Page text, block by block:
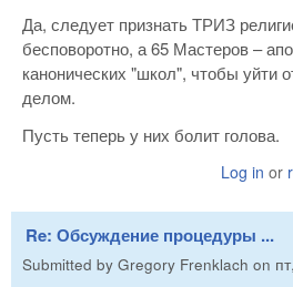
Да, следует признать ТРИЗ
бесповоротно, а 65 Мастеров –
канонических "школ", чтобы уйти
делом.
Пусть теперь у них болит голова.
Log in or
Re: Обсуждение процедуры ...
Submitted by Gregory Frenklach on